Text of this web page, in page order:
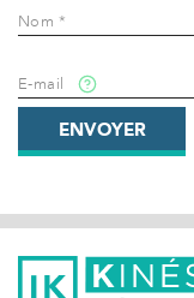
Nom *
E-mail
ENVOYER